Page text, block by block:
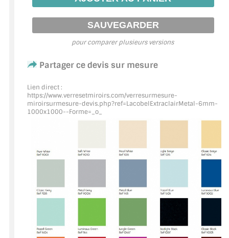
DOUBLE VITRAGE
ACCESSOIRES & QUINCAILLERIE
VERRE
LES FIXATIONS POUR MIROIR
LES PROFILS PAROI DE VERRE
CONNECTEURS ET ASSEMBLAGE DE VERRES
LES CHARNIÈRES DE PORTE EN VERRE
pour comparer plusieurs versions
Partager ce devis sur mesure
Lien direct :
https://www.verresetmiroirs.com/verresurmesure-
miroirsurmesure-devis.php?ref=LacobelExtraclairMetal-6mm-
1000x1000--Forme=_o_